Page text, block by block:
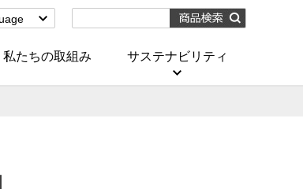
ย
)
私たちの取組み サステナビリティ